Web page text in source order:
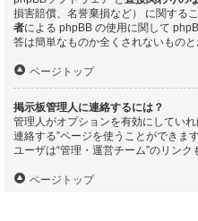
損害賠償、名誉棄損など） に関する
者による phpBB の使用に関して
答は簡単なものか全くされないものと
ページトップ
掲示板管理人に連絡するには？
管理人がオプションを有効にしてい
連絡する”ページを使うことができます
ユーザは“管理・運営チーム”のリンク
ページトップ